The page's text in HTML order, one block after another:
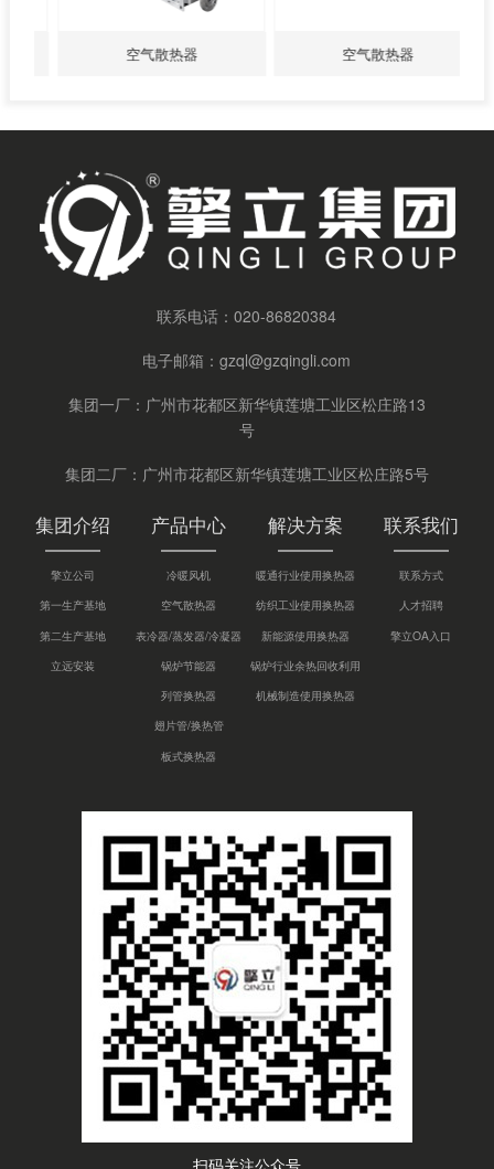
空气散热器 空气散热器
联系电话：020-86820384
电子邮箱：gzql@gzqingli.com
集团一厂：广州市花都区新华镇莲塘工业区松庄路13
号
集团二厂：广州市花都区新华镇莲塘工业区松庄路5号
集团介绍
擎立公司
第一生产基地
第二生产基地
立远安装
产品中心
冷暖风机
空气散热器
表冷器/蒸发器/冷凝器
锅炉节能器
列管换热器
翅片管/换热管
板式换热器
解决方案
暖通行业使用换热器
纺织工业使用换热器
新能源使用换热器
锅炉行业余热回收利用
机械制造使用换热器
联系我们
联系方式
人才招聘
擎立OA入口
扫码关注公众号